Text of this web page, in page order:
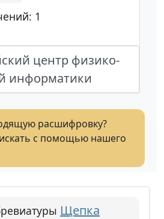
1
центр физико-
информатики
расшифровку?
с помощью нашего
Щепка